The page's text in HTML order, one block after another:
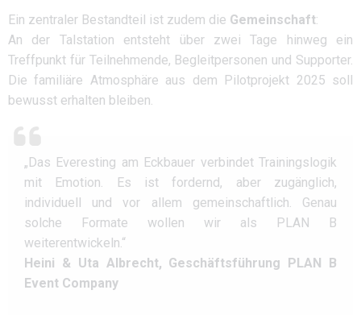
Ein zentraler Bestandteil ist zudem die Gemeinschaft:
An der Talstation entsteht über zwei Tage hinweg ein
Treffpunkt für Teilnehmende, Begleitpersonen und Supporter.
Die familiäre Atmosphäre aus dem Pilotprojekt 2025 soll
bewusst erhalten bleiben.
„Das Everesting am Eckbauer verbindet Trainingslogik
mit Emotion. Es ist fordernd, aber zugänglich,
individuell und vor allem gemeinschaftlich. Genau
solche Formate wollen wir als PLAN B
weiterentwickeln.“
Heini & Uta Albrecht, Geschäftsführung PLAN B
Event Company